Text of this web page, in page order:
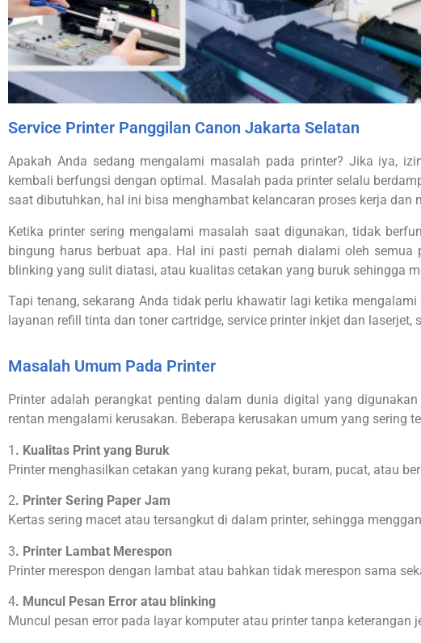
Service Printer Panggilan Canon Jakarta Selatan
Apakah Anda sedang mengalami masalah pada printer? Jika iya,
kembali berfungsi dengan optimal. Masalah pada printer selalu
saat dibutuhkan, hal ini bisa menghambat kelancaran proses kerja dan
Ketika printer sering mengalami masalah saat digunakan, tidak
bingung harus berbuat apa. Hal ini pasti pernah dialami oleh
blinking yang sulit diatasi, atau kualitas cetakan yang buruk sehingga
Tapi tenang, sekarang Anda tidak perlu khawatir lagi ketika
layanan refill tinta dan toner cartridge, service printer inkjet dan
Masalah Umum Pada Printer
Printer adalah perangkat penting dalam dunia digital yang
rentan mengalami kerusakan. Beberapa kerusakan umum yang sering
1 . Kualitas Print yang Buruk
Printer menghasilkan cetakan yang kurang pekat, buram, pucat, atau
2. Printer Sering Paper Jam
Kertas sering macet atau tersangkut di dalam printer, sehingga
3. Printer Lambat Merespon
Printer merespon dengan lambat atau bahkan tidak merespon sama
4. Muncul Pesan Error atau blinking
Muncul pesan error pada layar komputer atau printer tanpa keterangan